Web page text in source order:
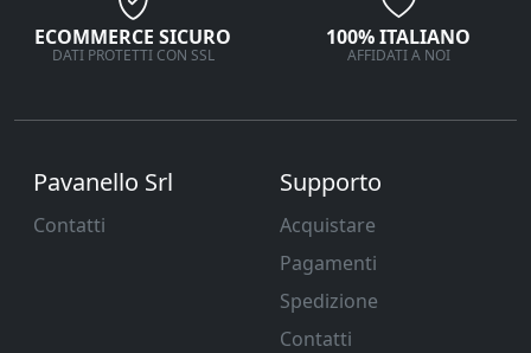
ECOMMERCE SICURO
DATI PROTETTI CON SSL
100% ITALIANO
AFFIDATI A NOI
Pavanello Srl
Contatti
Supporto
Acquistare
Pagamenti
Spedizione
Contatti